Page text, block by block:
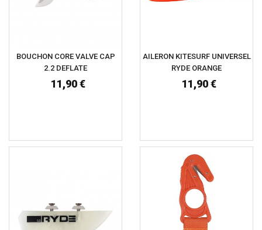
BOUCHON CORE VALVE CAP
2.2 DEFLATE
11,90 €
AILERON KITESURF UNIVERSEL
RYDE ORANGE
11,90 €